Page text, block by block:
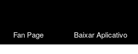
Fan Page Baixar Aplicativo